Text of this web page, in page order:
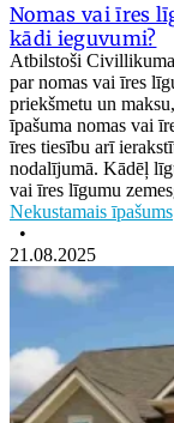
Nomas vai īres
kādi ieguvumi?
Atbilstoši
par nomas vai īres
priekšmetu un
īpašuma nomas vai
īres tiesību arī
nodalījumā. Kādēļ
vai īres līgumu
Nekustamais īpašums
•
21.08.2025